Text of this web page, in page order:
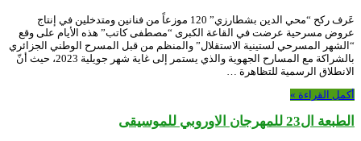
عَرف ركح “محي الدين بشطارزي” 120 موزعاً من فنانين ومتدخلين في إنتاج
عروض مسرحية عرضت في القاعة الكبرى “مصطفى كاتب” هذه الأيام على وقع
“الشهر المسرحي لستينية الاستقلال” والمنظم من قبل المسرح الوطني الجزائري
بالشراكة مع المسارح الجهوية والذي يستمر إلى غاية شهر جويلية 2023، حيث أنّ
الانطلاق الرسمية للتظاهرة …
أكمل القراءة »
الطبعة ال23 للمهرجان الاوروبي للموسيقى